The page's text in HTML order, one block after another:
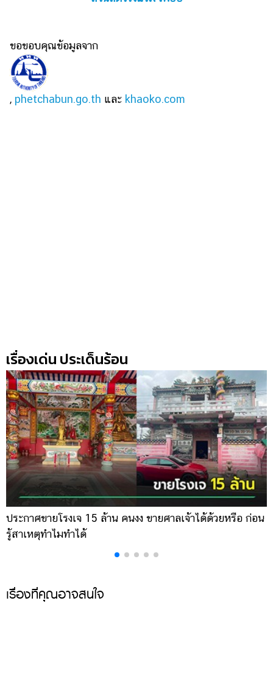
ขอขอบคุณข้อมูลจาก
, phetchabun.go.th และ khaoko.com
เรื่องเด่น ประเด็นร้อน
ประกาศขายโรงเจ 15 ล้าน คนงง ขายศาลเจ้าได้ด้วยหรือ ก่อน
รู้สาเหตุทำไมทำได้
เรื่องที่คุณอาจสนใจ